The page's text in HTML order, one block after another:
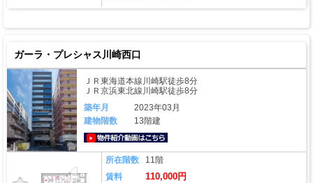
ガーラ・プレシャス川崎西口
ＪＲ東海道本線川崎駅徒歩8分
ＪＲ京浜東北線川崎駅徒歩8分
築年月
2023年03月
建物階数
13階建
所在階数
11階
賃料
110,000円